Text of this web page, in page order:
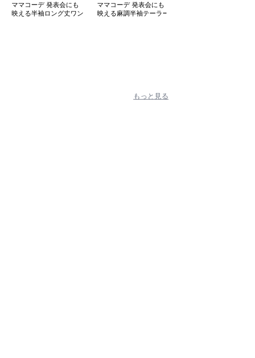
ママコーデ 発表会にも
映える半袖ロング丈ワン
ママコーデ 発表会にも
映える麻調半袖テーラー
もっと見る